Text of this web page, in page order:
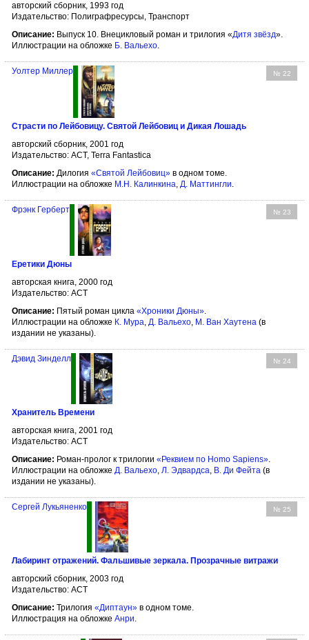
авторский сборник, 1993 год
Издательство: Полиграфресурсы, Транспорт
Описание: Выпуск 10. Внецикловый роман и трилогия «Дитя звёзд».
Иллюстрации на обложке Б. Вальехо.
№ 22
Уолтер Миллер
Страсти по Лейбовицу. Святой Лейбовиц и Дикая Лошадь
авторский сборник, 2001 год
Издательство: АСТ, Terra Fantastica
Описание: Дилогия «Святой Лейбовиц» в одном томе.
Иллюстрации на обложке М.Н. Калинкина, Д. Маттингли.
№ 23
Фрэнк Герберт
Еретики Дюны
авторская книга, 2000 год
Издательство: АСТ
Описание: Пятый роман цикла «Хроники Дюны»
Иллюстрации на обложке К. Мура Д. Вальехо М. Ван Хаутена (в
издании не указаны).
№ 24
Дэвид Зинделл
Хранитель Времени
авторская книга, 2001 год
Издательство: АСТ
Описание: Роман-пролог к трилогии «Реквием по Homo Sapiens».
Иллюстрации на обложке Д. Вальехо, Л. Эдвардса, В. Ди Фейта (в
издании не указаны).
№ 25
Сергей Лукьяненко
Лабиринт отражений. Фальшивые зеркала. Прозрачные витражи
авторский сборник, 2003 год
Издательство: АСТ
Описание: Трилогия «Диптаун» в одном томе.
Иллюстрация на обложке Анри.